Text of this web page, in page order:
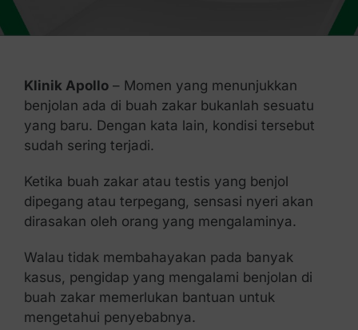
Klinik Apollo– Momen yang menunjukkan
benjolan ada di buah zakar bukanlah sesuatu
yang baru. Dengan kata lain, kondisi tersebut
sudah sering terjadi.
Ketika buah zakar atau testis yang benjol
dipegang atau terpegang, sensasi nyeri akan
dirasakan oleh orang yang mengalaminya.
Walau tidak membahayakan pada banyak
kasus, pengidap yang mengalami benjolan di
buah zakar memerlukan bantuan untuk
mengetahui penyebabnya.